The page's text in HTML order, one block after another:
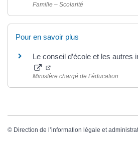
Famille – Scolarité
Pour en savoir plus
Le conseil d’école et les autres
Ministère chargé de l’éducation
© Direction de l’information légale et